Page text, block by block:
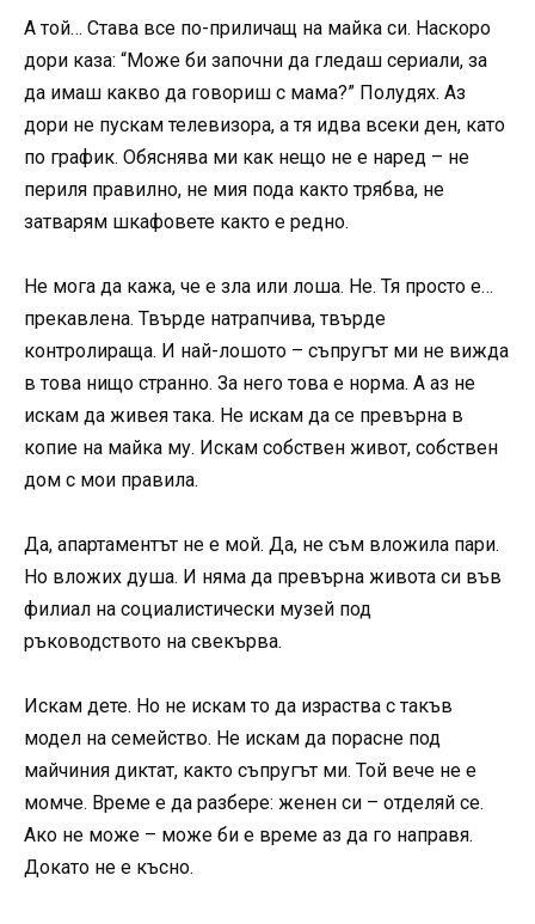
А той… Става все по-приличащ на майка си. Наскоро
дори каза: “Може би започни да гледаш сериали, за
да имаш какво да говориш с мама?” Полудях. Аз
дори не пускам телевизора, а тя идва всеки ден, като
по график. Обяснява ми как нещо не е наред – не
периля правилно, не мия пода както трябва, не
затварям шкафовете както е редно.
Не мога да кажа, че е зла или лоша. Не. Тя просто е…
прекавлена. Твърде натрапчива, твърде
контролираща. И най-лошото – съпругът ми не вижда
в това нищо странно. За него това е норма. А аз не
искам да живея така. Не искам да се превърна в
копие на майка му. Искам собствен живот, собствен
дом с мои правила.
Да, апартаментът не е мой. Да, не съм вложила пари.
Но вложих душа. И няма да превърна живота си във
филиал на социалистически музей под
ръководството на свекърва.
Искам дете. Но не искам то да израства с такъв
модел на семейство. Не искам да порасне под
майчиния диктат, както съпругът ми. Той вече не е
момче. Време е да разбере: женен си – отделяй се.
Ако не може – може би е време аз да го направя.
Докато не е късно.